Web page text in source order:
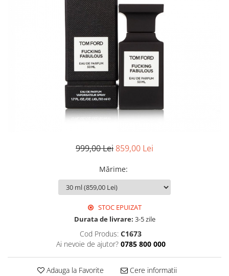
999,00 Lei859,00 Lei
Mărime:
STOC EPUIZAT
Durata de livrare: 3-5 zile
Cod Produs: C1673
Ai nevoie de ajutor? 0785 800 000
Adauga la Favorite Cere informatii